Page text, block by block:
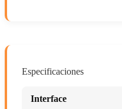
Especificaciones
Interface